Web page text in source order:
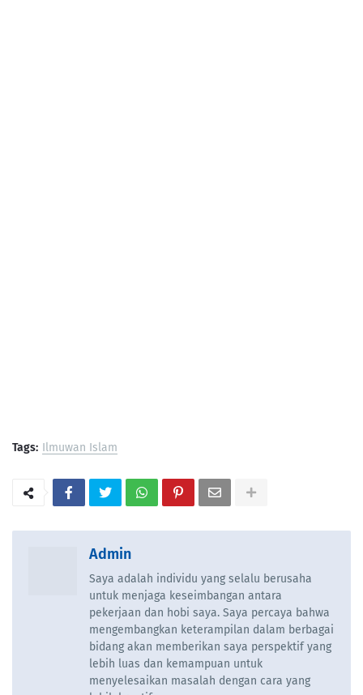
Tags: Ilmuwan Islam
Admin
Saya adalah individu yang selalu berusaha
untuk menjaga keseimbangan antara
pekerjaan dan hobi saya. Saya percaya bahwa
mengembangkan keterampilan dalam berbagai
bidang akan memberikan saya perspektif yang
lebih luas dan kemampuan untuk
menyelesaikan masalah dengan cara yang